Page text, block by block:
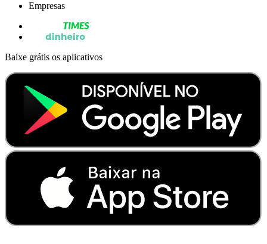
Empresas
Baixe grátis os aplicativos